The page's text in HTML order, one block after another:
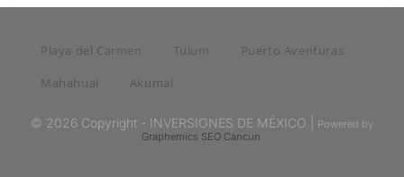
Playa del Carmen Tulum
Puerto Aventuras
Mahahual
Akumal
© 2026 Copyright - INVERSIONES DE MÉXICO |
Powered by
Graphemics SEO Cancun